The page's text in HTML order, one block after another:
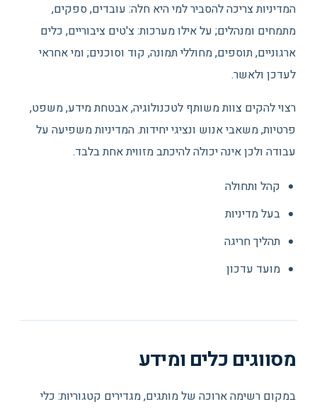
המדיניות צריכה להסביר למי היא חלה: עובדים, ספקים,
מתמחים ומנהלים; על אילו מערכות: צ'טים ציבוריים, כלים
ארגוניים, תוספים, מחוללי תמונה, קוד וסוכנים; ומי אחראי
לעדכן ולאשר.
רצוי להקים צוות משותף לטכנולוגיה, אבטחת מידע, משפט,
פרטיות, משאבי אנוש ונציגי יחידות. המדיניות משפיעה על
עבודה ולכן אינה יכולה להיכתב מזווית אחת בלבד.
קהל ותחולה
בעל מדיניות
תהליך חריגה
מועד עדכון
מסווגים כלים ומידע
במקום רשימה ארוכה של מותגים, מגדירים קטגוריות: כלי